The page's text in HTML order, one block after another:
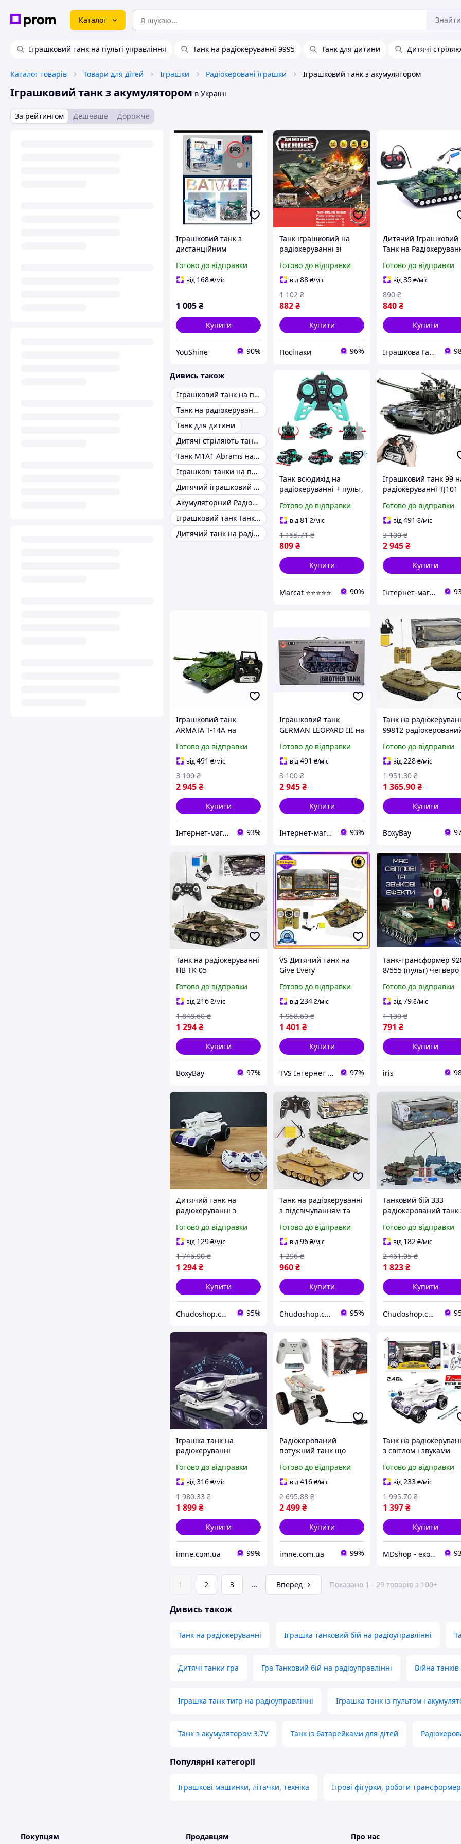
Каталог Знайти
Іграшковий танк на пульті управління Танк на радіокеруванні 9995 Танк для дитини Дитячі
Каталог товарів Товари для дітей Іграшки Радіокеровані іграшки Іграшковий танк з акумулятором
Іграшковий танк з акумулятором в Україні
За рейтингом Дешевше Дорожче
Іграшковий танк з
дистанційним
Control Car 1841-1
YU227
Готово до відправки
від 168₴/міс
1 005₴
Купити
YouShine 90%
Танк іграшковий на
радіокеруванні зі
фар та звуковими
ефектами, акумулятор
3.7V, 2 кольори 326-166
Готово до відправки
від88₴/міс
882₴
1 102 ₴
Купити
Посіпаки 96%
Дитячий Іграшковий
Танк на
Готово до відправки
від35₴/міс
840₴
890 ₴
Купити
Іграшкова Галактика
Дивись також
Іграшковий танк на пульті управління
Танк на радіокеруванні 9995
Танк для дитини
Дитячі стріляють танки
Танк М1А1 Abrams на радіоуправлінні
Іграшкові танки на пульті
Дитячий іграшковий танк на батарейках
Акумуляторний Радіокерований іграшковий танк
Іграшковий танк Танк на радіокеруванні
Дитячий танк на радіокеруванні
Танк всюдихід на
радіокеруванні + пульт,
акумуляторі
стріляючий орбізами /
Іграшковий дитячий
танк
Готово до відправки
від81 ₴/міс
809₴
1 155.71 ₴
Купити
Marcat ⭐⭐⭐⭐⭐ 90%
Іграшковий танк 99
радіокеруванні TJ101
звуком, світлом і
стріляниною на
орбізах G239417-
837
Готово до відправки
від491 ₴/міс
2 945₴
3 100 ₴
Купити
Інтернет-магазин "TorgZp"
Іграшковий танк
ARMATA T-14A на
акумуляторі зі звуком
та стрільбою на
832
Готово до відправки
від491 ₴/міс
2 945₴
3 100 ₴
Купити
Інтернет-магазин "TorgZp" 93%
Іграшковий танк
GERMAN LEOPARD III на
акумуляторі зі звуком і
стрільбою на орбізах
Готово до відправки
від491 ₴/міс
2 945₴
3 100 ₴
Купити
Інтернет-магазин "TorgZp" 93%
Танк на
99812
пультом танк на
акумуляторі з
Готово до відправки
від228₴/міс
1 365.90₴
1 951.30 ₴
Купити
BoxyBay
Танк на радіокеруванні
HB TK 05
іграшковий танк на
акумуляторі танк зі
світлом та звуком
Готово до відправки
від216₴/міс
1 294₴
1 848.60 ₴
Купити
BoxyBay 97%
VS Дитячий танк на
Give Every
акумулятором
коричневий
іграшковий танк для
дітей від 3 рок 32T8_V1
Готово до відправки
від234₴/міс
1 401 ₴
1 958.60 ₴
Купити
TVS Інтернет магазин 97%
Танк-трансформер
8/555 (пульт) четверо
Готово до відправки
від79₴/міс
791 ₴
1 130 ₴
Купити
iris
Дитячий танк на
радіокеруванні з
світло та звуки стріляє
кульками орбіз
акумулятор 3.7V пульт
2.4G
Готово до відправки
від 129₴/міс
1 294₴
1 746.90 ₴
Купити
Chudoshop.com.ua 95%
Танк на радіокеруванні
з підсвічуванням та
батарея 4.8V два
кольори для дітей 33
см
Готово до відправки
від96₴/міс
960₴
1 296 ₴
Купити
Chudoshop.com.ua 95%
Танковий бій 333
радіокерований танк
світло 2 танки у
комплекті для
та ігор
Готово до відправки
від 182₴/міс
1 823₴
2 461.05 ₴
Купити
Chudoshop.com.ua
Іграшка танк на
радіокеруванні
світло Дитяча
бронетехніка орбізи
сенсорний браслет
Готово до відправки
від316₴/міс
1 899₴
1 980.33 ₴
Купити
imne.com.ua 99%
Радіокерований
потужний танк що
хлопчика Іграшковий
всюдихід Місяцехід
світло звуки мелодії
Готово до відправки
від416₴/міс
2 499₴
2 695.88 ₴
Купити
imne.com.ua 99%
Танк на
з світлом і звуками
орбізами для дітей на
пульті MD1
Готово до відправки
від233₴/міс
1 397₴
1 995.70 ₴
Купити
MDshop - економія поруч
1 2 3 ... Вперед Показано 1 - 29 товарів з 100+
Дивись також
Танк на радіокеруванні Іграшка танковий бій на радіоуправлінні
Дитячі танки гра Гра Танковий бій на радіоуправлінні Війна танків
Іграшка танк тигр на радіоуправлінні Іграшка танк із пультом і
Танк з акумулятором 3.7V Танк із батарейками для дітей
Популярні категорії
Іграшкові машинки, літачки, техніка Ігрові фігурки, роботи
Покупцям Продавцям Про нас